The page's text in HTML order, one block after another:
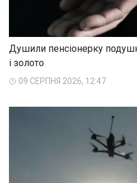
Душили пенсіонерку
і золото
09 СЕРПНЯ 2026, 12:47